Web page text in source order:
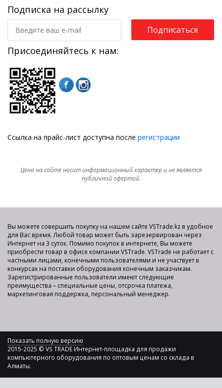
Подписка на рассылку
Подписаться
Присоединяйтесь к нам:
Ссылка на прайс-лист доступна после регистрации
Цена на сайте носит информационный характер и не является
публичной офертой.
Вы можете совершить покупку на нашем сайте VSTrade.kz в удобное
для Вас время. Любой товар может быть зарезервирован через
Интернет на 3 суток. Помимо покупок в интернете, Вы можете
приобрести товар в офисе компании VSTrade. VSTrade не работает с
частными лицами, конечными пользователями и не участвует в
конкурсах на поставки оборудования конечным заказчикам.
Зарегистрированные пользователи имеют следующие
преимущества – специальные цены, отсрочка платежа,
маркетинговая поддержка, персональный менеджер.
Показать полную версию
2015-2025 © VS TRADE Интернет-площадка для продажи
компьютерного оборудования по оптовым ценам со склада в
Алматы.